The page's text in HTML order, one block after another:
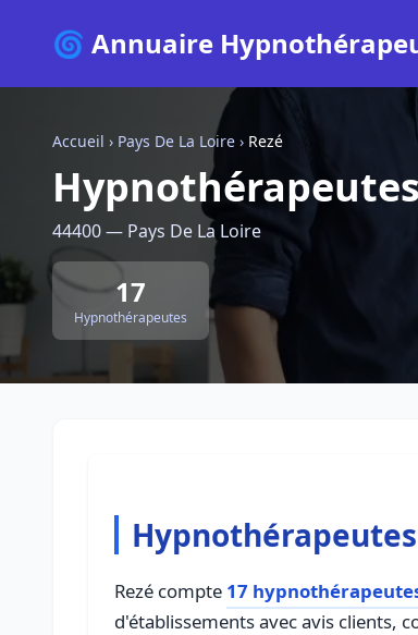
🌀 Annuaire
Accueil › Pays De La Loire › Rezé
44400 — Pays De La Loire
17
Hypnothérapeutes
Hypnothérapeutes
Rezé compte 17
d'établissements avec avis clients,